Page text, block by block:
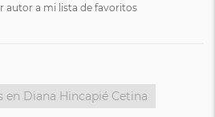
autor a mi lista de favoritos